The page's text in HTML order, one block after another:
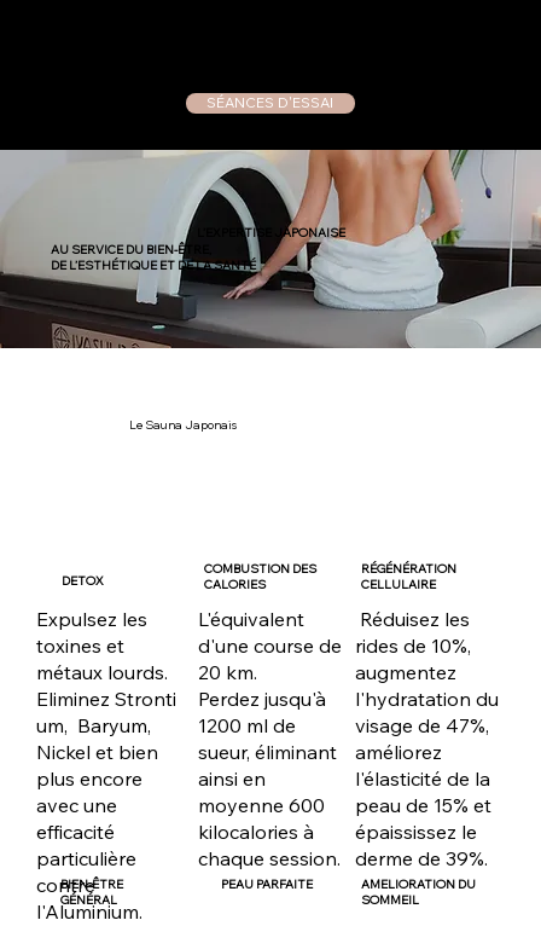
L’EXPERTISE JAPONAISE
AU SERVICE DU BIEN-ÊTRE,
DE L’ESTHÉTIQUE ET DE LA SANTÉ
Le Sauna Japonais
DETOX
Expulsez les
toxines et
métaux lourds.
Eliminez Stronti
um, Baryum,
Nickel et bien
plus encore
avec une
efficacité
particulière
contre
l'Aluminium.
COMBUSTION DES
CALORIES
L'équivalent
d'une course de
20 km.
Perdez jusqu'à
1200 ml de
sueur, éliminant
ainsi en
moyenne 600
kilocalories à
chaque session.
RÉGÉNÉRATION
CELLULAIRE
Réduisez les
rides de 10%,
augmentez
l'hydratation du
visage de 47%,
améliorez
l'élasticité de la
peau de 15% et
épaississez le
derme de 39%.
BIEN-ÊTRE
GÉNÉRAL
AMELIORATION DU
SOMMEIL
PEAU PARFAITE
SÉANCES D'ESSAI